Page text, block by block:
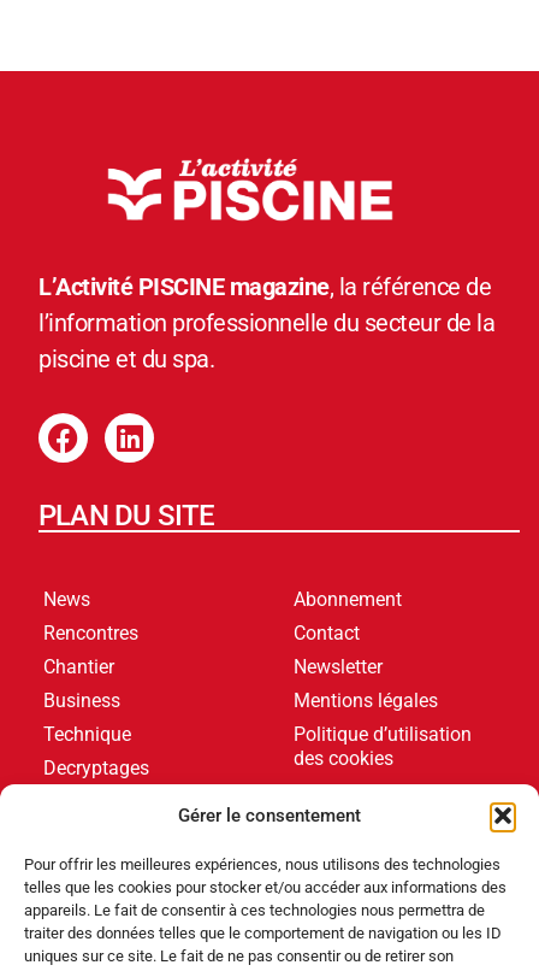
Gérer le consentement
Pour offrir les meilleures expériences, nous utilisons des technologies
telles que les cookies pour stocker et/ou accéder aux informations des
appareils. Le fait de consentir à ces technologies nous permettra de
traiter des données telles que le comportement de navigation ou les ID
uniques sur ce site. Le fait de ne pas consentir ou de retirer son
L’Activité PISCINE magazine, la référence de
l’information professionnelle du secteur de la
piscine et du spa.
PLAN DU SITE
News
Rencontres
Chantier
Business
Technique
Decryptages
Abonnement
Contact
Newsletter
Mentions légales
Politique d’utilisation
des cookies
DERNIERS ARTICLES